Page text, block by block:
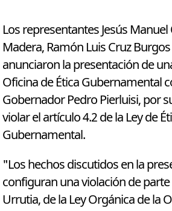
Los representantes Jesús Manuel
Madera, Ramón Luis Cruz
anunciaron la presentación de
Oficina de Ética Gubernamental
Gobernador Pedro Pierluisi, por
violar el artículo 4.2 de la Ley de
Gubernamental.
"Los hechos discutidos en la
configuran una violación de
Urrutia, de la Ley Orgánica de la